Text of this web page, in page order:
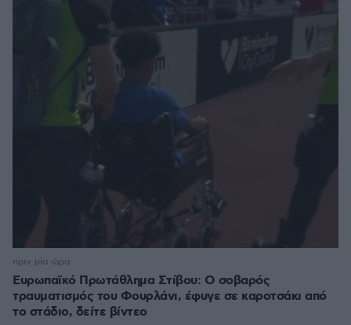
Ευρωπαϊκό Πρωτάθλημα Στίβου: Ο σοβαρός
τραυματισμός του Φουρλάνι, έφυγε σε καροτσάκι από
το στάδιο, δείτε βίντεο
πριν μία ώρα